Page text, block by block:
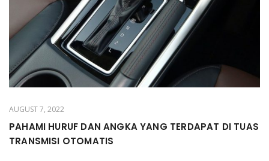
AUGUST 7, 2022
PAHAMI HURUF DAN ANGKA YANG TERDAPAT DI TUAS
TRANSMISI OTOMATIS